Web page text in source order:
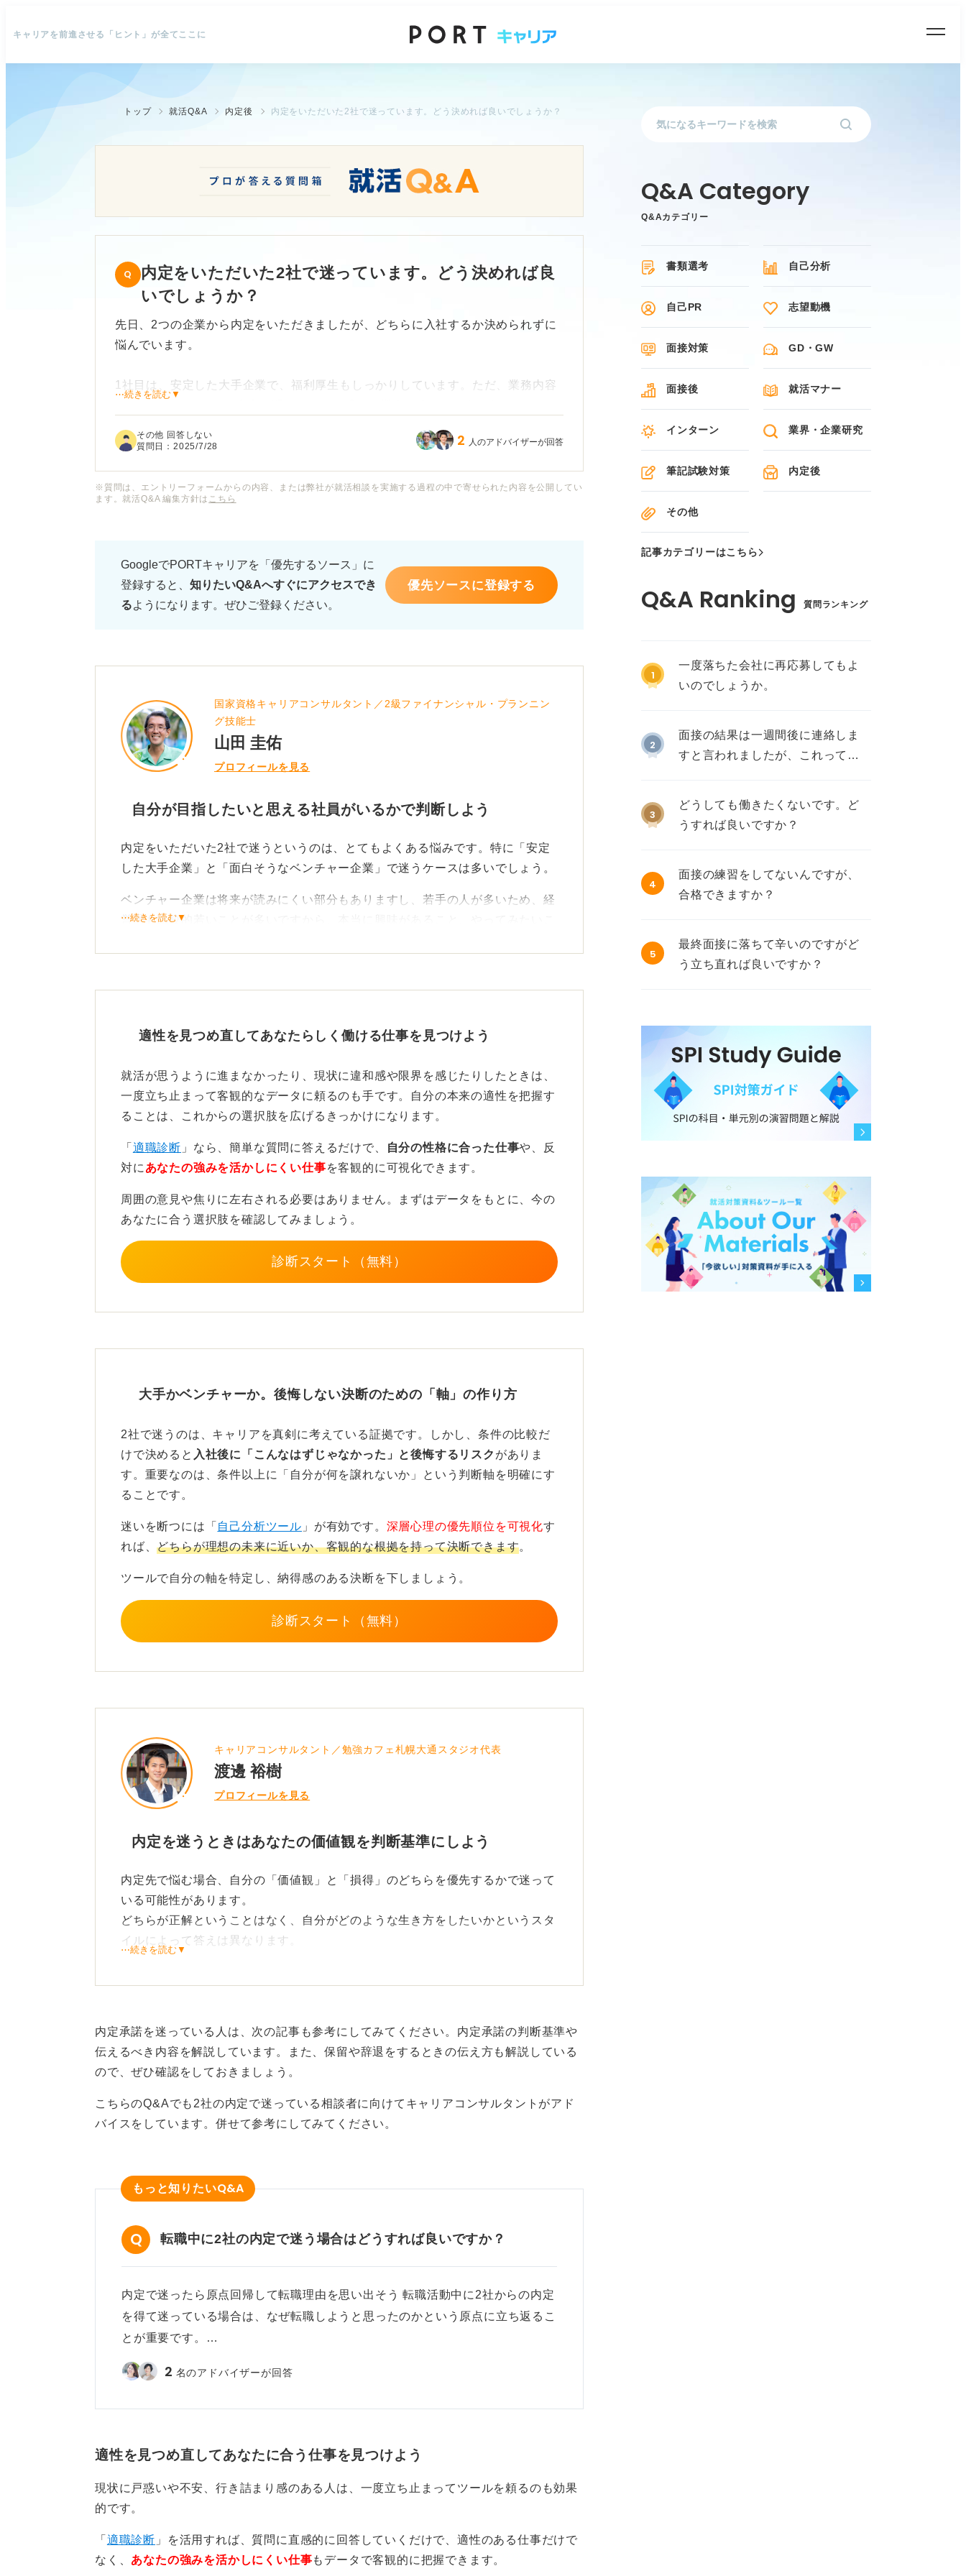
キャリアを前進させる「ヒント」が全てここに
トップ 就活Q&A 内定後 内定をいただいた2社で迷っています。どう決めれば良いでしょうか？
内定をいただいた2社で迷っています。どう決めれば良
いでしょうか？
先日、2つの企業から内定をいただきましたが、どちらに入社するか決められずに
悩んでいます。
1社目は、安定した大手企業で、福利厚生もしっかりしています。ただ、業務内容
です。しかし、福利厚生は大手ほど充実しておらず、将来的な安定感には少し不安
があります。雰囲気は1社目より合っていそうです。
選ぶのが正解なのかわかりません。
どちらも志望業界の企業で、志望度は同じくらいです。
でしょうか？
⋯続きを読む▼
その他 回答しない
質問日：2025/7/28 2 人のアドバイザーが回答
※質問は、エントリーフォームからの内容、または弊社が就活相談を実施する過程の中で寄せられた内容を公開してい
ます。就活Q&A 編集方針は こちら
GoogleでPORTキャリアを「優先するソース」に
登録すると、 知りたいQ&Aへすぐにアクセスでき
るようになります。ぜひご登録ください。
優先ソースに登録する
国家資格キャリアコンサルタント／2級ファイナンシャル・プランニン
グ技能士
山田 圭佑
プロフィールを見る
自分が目指したいと思える社員がいるかで判断しよう
内定をいただいた2社で迷うというのは、とてもよくある悩みです。特に「安定
した大手企業」と「面白そうなベンチャー企業」で迷うケースは多いでしょう。
ベンチャー企業は将来が読みにくい部分もありますし、若手の人が多いため、経
営層も比較的若いことが多いですから、本当に興味があること、やってみたいこ
の姿を見てほしい」と思います。
人たちの働き方や仕事への向き合い方、キャリアを見て、「将来の自分がその人
もし、その40代、50代の社員の姿に違和感を感じるようなら、いくら安定した
大手企業であっても、もう一度考え直したほうが良いかもしれません。
大切なのは、どちらの企業を選んだとしても、その「その後、あなたがどうして
いくか」です。どちらかを選んだら、一生その会社に勤めあげなければいけない
たとえば、安定した大手企業での経験は、将来の転職活動において大きな看板と
の後で自身のキャリアを広げていくという選択肢も考えられます。
が最も良いか、多角的に検討して決めるようにしてくださいね。
0
⋯続きを読む▼
適性を見つめ直してあなたらしく働ける仕事を見つけよう
就活が思うように進まなかったり、現状に違和感や限界を感じたりしたときは、
一度立ち止まって客観的なデータに頼るのも手です。自分の本来の適性を把握す
ることは、これからの選択肢を広げるきっかけになります。
「 適職診断 」なら、簡単な質問に答えるだけで、 自分の性格に合った仕事や、反
対に あなたの強みを活かしにくい仕事を客観的に可視化できます。
周囲の意見や焦りに左右される必要はありません。まずはデータをもとに、今の
あなたに合う選択肢を確認してみましょう。
診断スタート（無料）
大手かベンチャーか。後悔しない決断のための「軸」の作り方
2社で迷うのは、キャリアを真剣に考えている証拠です。しかし、条件の比較だ
けで決めると 入社後に「こんなはずじゃなかった」と後悔するリスク がありま
す。重要なのは、条件以上に「自分が何を譲れないか」という判断軸を明確にす
ることです。
迷いを断つには「 自己分析ツール 」が有効です。 深層心理の優先順位を可視化す
れば、どちらが理想の未来に近いか、客観的な根拠を持って決断できます。
ツールで自分の軸を特定し、納得感のある決断を下しましょう。
診断スタート（無料）
キャリアコンサルタント／勉強カフェ札幌大通スタジオ代表
渡邊 裕樹
プロフィールを見る
内定を迷うときはあなたの価値観を判断基準にしよう
内定先で悩む場合、自分の「価値観」と「損得」のどちらを優先するかで迷って
いる可能性があります。
どちらが正解ということはなく、自分がどのような生き方をしたいかというスタ
イルによって答えは異なります。
で、長期的なキャリア形成に役立ちます。
しかし、安定したプライベートを重視したり、ゆっくりと働きたいという価値観
最終的には、自分が後悔しない選択をすることが重要ですし、キャリアコンサル
タントによってもアドバイスのスタンスは異なることがあります。
⋯続きを読む▼
内定承諾を迷っている人は、次の記事も参考にしてみてください。内定承諾の判断基準や
伝えるべき内容を解説しています。また、保留や辞退をするときの伝え方も解説している
ので、ぜひ確認をしておきましょう。
こちらのQ&Aでも2社の内定で迷っている相談者に向けてキャリアコンサルタントがアド
バイスをしています。併せて参考にしてみてください。
もっと知りたいQ&A
転職中に2社の内定で迷う場合はどうすれば良いですか？
内定で迷ったら原点回帰して転職理由を思い出そう 転職活動中に2社からの内定
を得て迷っている場合は、なぜ転職しようと思ったのかという原点に立ち返るこ
とが重要です。…
2 名のアドバイザーが回答
適性を見つめ直してあなたに合う仕事を見つけよう
現状に戸惑いや不安、行き詰まり感のある人は、一度立ち止まってツールを頼るのも効果
的です。
「 適職診断 」を活用すれば、質問に直感的に回答していくだけで、適性のある仕事だけで
なく、 あなたの強みを活かしにくい仕事もデータで客観的に把握できます。
Q&Aカテゴリー
書類選考 自己分析
自己PR 志望動機
面接対策 GD・GW
面接後 就活マナー
インターン 業界・企業研究
筆記試験対策 内定後
その他
記事カテゴリーはこちら
質問ランキング
1
一度落ちた会社に再応募してもよ
いのでしょうか。
2
面接の結果は一週間後に連絡しま
すと言われましたが、これって不
3
どうしても働きたくないです。ど
うすれば良いですか？
4
面接の練習をしてないんですが、
合格できますか？
5
最終面接に落ちて辛いのですがど
う立ち直れば良いですか？